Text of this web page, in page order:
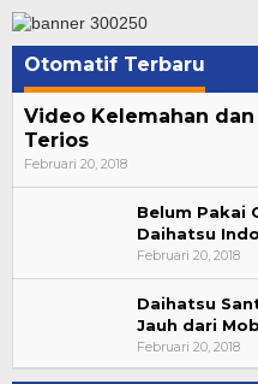
Otomatif Terbaru
Video Kelemahan
Terios
Februari 20, 2018
Belum Pakai
Daihatsu
Februari 20, 2018
Daihatsu
Jauh dari
Februari 20, 2018
Bupati Ahmad Hijazi,
Penetapan Paslon